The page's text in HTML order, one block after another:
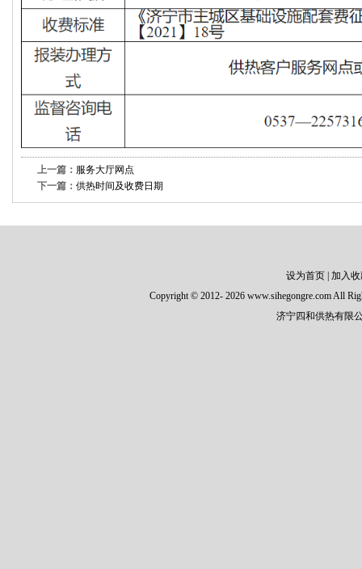
上一篇： 服务大厅网点
下一篇： 供热时间及收费日期
设为首页 加入
Copyright© 2012- 2026 www.sihegongre.com All
济宁四和供热有限